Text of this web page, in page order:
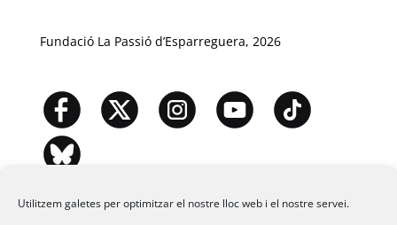
Utilitzem galetes per optimitzar el nostre lloc web i el nostre servei.
Fundació La Passió d’Esparreguera, 2026